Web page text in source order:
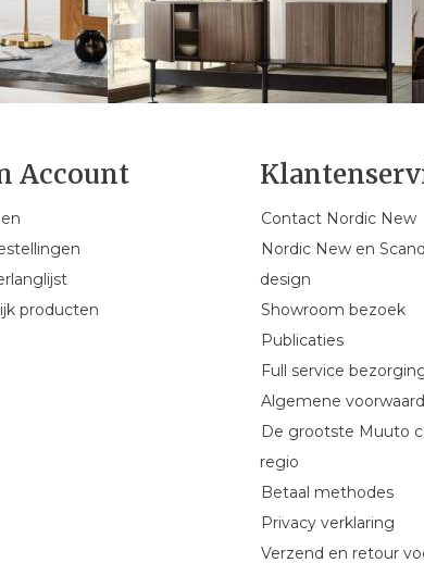
Account
producten
Contact Nordic New
Nordic New en
design
Showroom bezoek
Publicaties
Full service
Algemene
De grootste Muuto
regio
Betaal methodes
Privacy verklaring
Verzend en retour